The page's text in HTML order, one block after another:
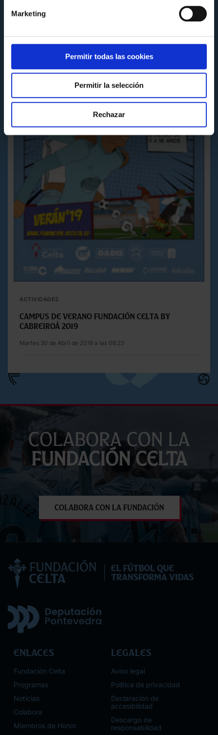
Marketing
Permitir todas las cookies
Permitir la selección
Rechazar
ACTIVIDADES
Campus de Verano Fundación Celta by
Cabreiroá 2019
Martes 30 de Abril de 2019 a las 08:23
Colabora con la
Fundación Celta
Colabora con la Fundación
Enlaces
Fundación Celta
Programas
Noticias
Colabora
Miembros de Honor
Legales
Aviso legal
Política de privacidad
Declaración de
accesibilidad
Descargo de
responsabilidad